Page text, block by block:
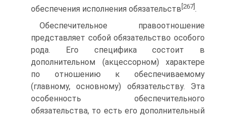
обеспечения исполнения обязательств [267] .
Обеспечительное правоотношение
представляет собой обязательство особого
рода. Его специфика состоит в
дополнительном (акцессорном) характере
по отношению к обеспечиваемому
(главному, основному) обязательству. Эта
особенность обеспечительного
обязательства, то есть его дополнительный